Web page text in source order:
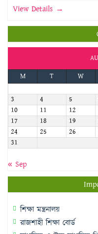
View Details →
M
T W
3
4 5
10
11 12
17
18 19
24
25 26
31
« Sep
শিক্ষা মন্ত্রনালয়
রাজশাহী শিক্ষা বোর্ড